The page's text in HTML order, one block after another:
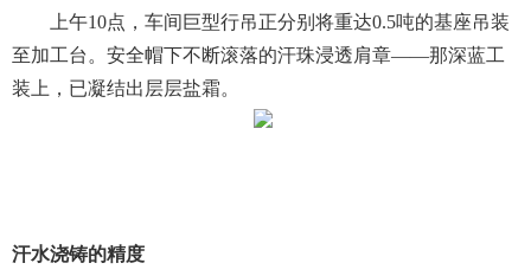
上午10点，车间巨型行吊正分别将重达0.5吨的基座吊装
至加工台。安全帽下不断滚落的汗珠浸透肩章——那深蓝工
装上，已凝结出层层盐霜。
汗水浇铸的精度